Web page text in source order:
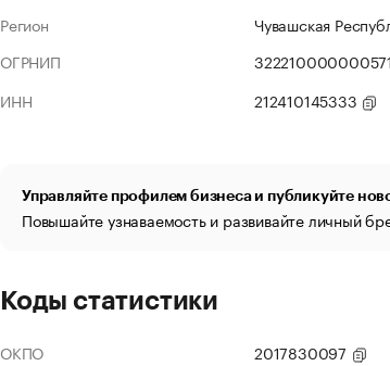
Регион
Чувашская
ОГРНИП
322210000000571
ИНН
212410145333
Управляйте профилем бизнеса и публикуйте
Повышайте узнаваемость и развивайте личный
Коды статистики
ОКПО
2017830097